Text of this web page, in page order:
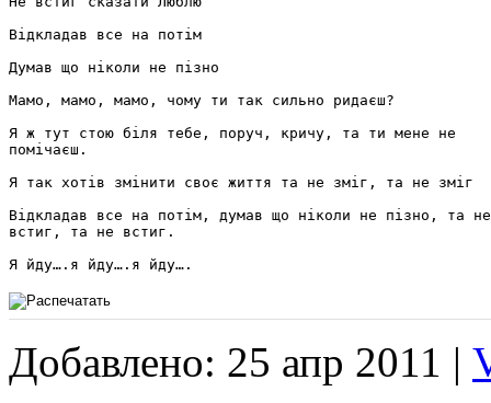
Відкладав все на потім
Думав що ніколи не пізно
Мамо, мамо, мамо, чому ти так сильно ридаєш?
Я ж тут стою біля тебе, поруч, кричу, та ти мене не
помічаєш.
Я так хотів змінити своє життя та не зміг, та не зміг
Відкладав все на потім, думав що ніколи не пізно, та
встиг, та не встиг.
Я йду….я йду….я йду….
Добавлено: 25 апр 2011 |